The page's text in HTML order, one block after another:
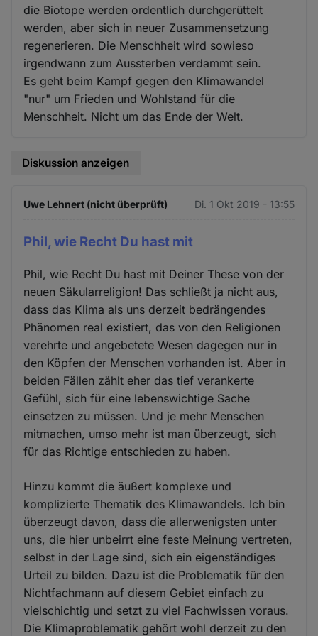
die Biotope werden ordentlich durchgerüttelt
werden, aber sich in neuer Zusammensetzung
regenerieren. Die Menschheit wird sowieso
irgendwann zum Aussterben verdammt sein.
Es geht beim Kampf gegen den Klimawandel
"nur" um Frieden und Wohlstand für die
Menschheit. Nicht um das Ende der Welt.
Diskussion anzeigen
Uwe Lehnert (nicht überprüft) Di. 1 Okt 2019 - 13:55
Phil, wie Recht Du hast mit
Phil, wie Recht Du hast mit Deiner These von der
neuen Säkularreligion! Das schließt ja nicht aus,
dass das Klima als uns derzeit bedrängendes
Phänomen real existiert, das von den Religionen
verehrte und angebetete Wesen dagegen nur in
den Köpfen der Menschen vorhanden ist. Aber in
beiden Fällen zählt eher das tief verankerte
Gefühl, sich für eine lebenswichtige Sache
einsetzen zu müssen. Und je mehr Menschen
mitmachen, umso mehr ist man überzeugt, sich
für das Richtige entschieden zu haben.
Hinzu kommt die äußert komplexe und
komplizierte Thematik des Klimawandels. Ich bin
überzeugt davon, dass die allerwenigsten unter
uns, die hier unbeirrt eine feste Meinung vertreten,
selbst in der Lage sind, sich ein eigenständiges
Urteil zu bilden. Dazu ist die Problematik für den
Nichtfachmann auf diesem Gebiet einfach zu
vielschichtig und setzt zu viel Fachwissen voraus.
Die Klimaproblematik gehört wohl derzeit zu den